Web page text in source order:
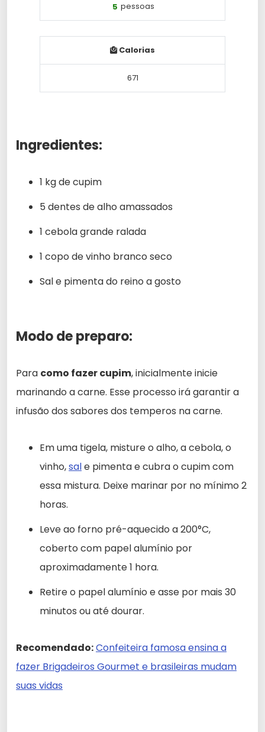
5 pessoas
Calorias
671
Ingredientes:
1 kg de cupim
5 dentes de alho amassados
1 cebola grande ralada
1 copo de vinho branco seco
Sal e pimenta do reino a gosto
Modo de preparo:
Para como fazer cupim, inicialmente inicie
marinando a carne. Esse processo irá garantir a
infusão dos sabores dos temperos na carne.
Em uma tigela, misture o alho, a cebola, o
vinho,sale pimenta e cubra o cupim com
essa mistura. Deixe marinar por no mínimo 2
horas.
Leve ao forno pré-aquecido a 200°C,
coberto com papel alumínio por
aproximadamente 1 hora.
Retire o papel alumínio e asse por mais 30
minutos ou até dourar.
Recomendado:Confeiteira famosa ensina a
fazer Brigadeiros Gourmet e brasileiras mudam
suas vidas